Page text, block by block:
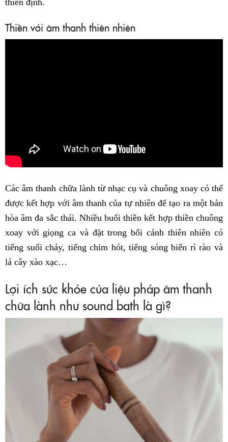
Thiền với âm thanh thiên nhiên
Các âm thanh chữa lành từ nhạc cụ và chuông xoay có thể
được kết hợp với âm thanh của tự nhiên để tạo ra một bản
hòa âm đa sắc thái. Nhiều buổi thiền kết hợp thiền chuông
xoay với giọng ca và đặt trong bối cảnh thiên nhiên có
tiếng suối chảy, tiếng chim hót, tiếng sóng biển rì rào và
lá cây xào xạc…
Lợi ích sức khỏe của liệu pháp âm thanh
chữa lành như sound bath là gì?